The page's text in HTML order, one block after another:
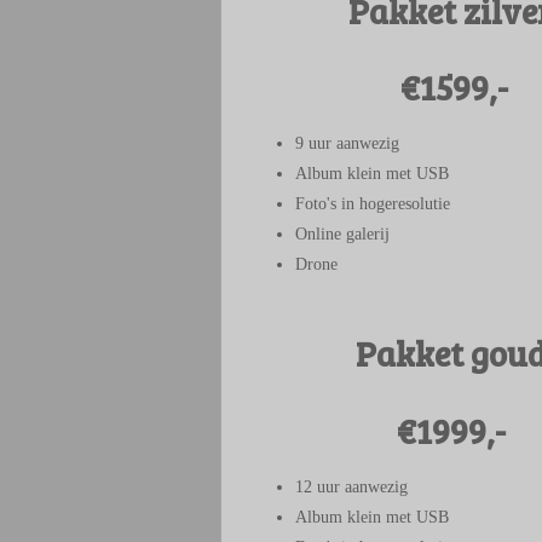
Pakket
€1599,-
9 uur aanwezig
Album klein met USB
Foto's in hogeresolutie
Online galerij
Drone
Pakket
€1999,-
12 uur aanwezig
Album klein met USB